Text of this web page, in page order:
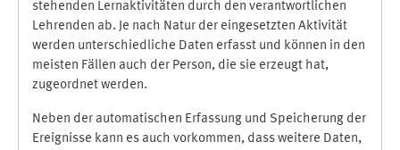
stehenden Lernaktivitäten durch den verantwortlichen
Lehrenden ab. Je nach Natur der eingesetzten Aktivität
werden unterschiedliche Daten erfasst und können in den
meisten Fällen auch der Person, die sie erzeugt hat,
zugeordnet werden.
Neben der automatischen Erfassung und Speicherung der
Ereignisse kann es auch vorkommen, dass weitere Daten,